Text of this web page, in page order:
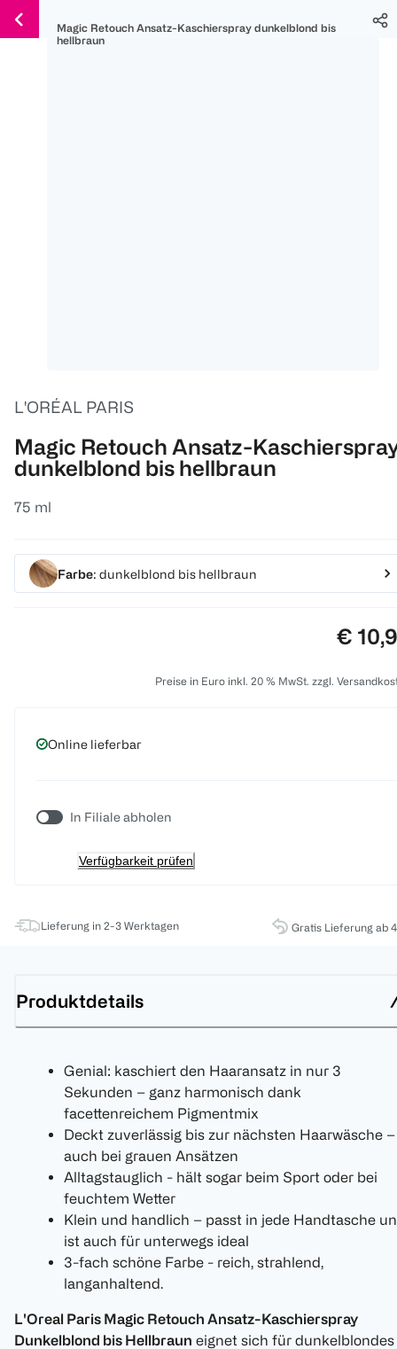
Für
Für
Für
500 Ös
Weiter
zum
Magic Retouch Ansatz-Kaschierspray dunkelblond bis
hellbraun
L'ORÉAL PARIS
Magic Retouch Ansatz-
dunkelblond bis hellbraun
75 ml
Farbe: dunkelblond bis hellbraun
Preis:
€
Preise in Euro inkl. 20 % MwSt. zzgl.
Online lieferbar
In Filiale abholen
Verfügbarkeit prüfen
Lieferung in 2-3 Werktagen Gratis Lieferung ab
Produktdetails
Genial: kaschiert den Haaransatz in nur 3
Sekunden – ganz harmonisch dank
facettenreichem Pigmentmix
Deckt zuverlässig bis zur nächsten Haarwäsche –
auch bei grauen Ansätzen
Alltagstauglich - hält sogar beim Sport oder bei
feuchtem Wetter
Klein und handlich – passt in jede Handtasche
ist auch für unterwegs ideal
3-fach schöne Farbe - reich, strahlend,
langanhaltend.
L'Oreal Paris Magic Retouch Ansatz-Kaschierspray
Dunkelblond bis Hellbraun eignet sich für dunkelblondes